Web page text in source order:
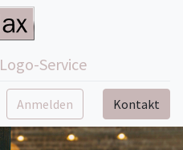
Logo-Service
Anmelden Kontakt